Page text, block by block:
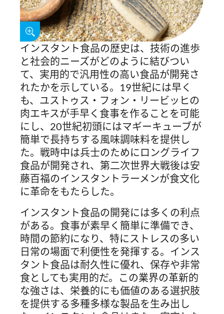
インスタント食品の歴史は、技術の進歩
と社会的ニーズがどのように結びつい
て、実用的で汎用性の高い食品が開発さ
れたかを示している。19世紀には早く
も、ユストゥス・フォン・リービッヒの
肉エキスが手早く食事を作ることを可能
にし、20世紀初頭にはマギーキューブが
簡単で長持ちする風味調味料を提供し
た。戦時中は兵士のためにロングライフ
食品が開発され、第二次世界大戦後は安
藤百福のインスタントラーメンが食文化
に革命をもたらした。
インスタント食品の開発には多くの利点
がある。食事が素早く簡単に準備でき、
時間の節約になり、特にストレスの多い
日常の場面で利便性を発揮する。インス
タント食品は耐久性に優れ、保存や非常
食としても実用的だ。この業界の革新的
な強さは、栄養的にも価値のある選択肢
を提供する多種多様な製品を生み出し